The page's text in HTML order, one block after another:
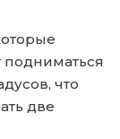
подниматься
что
две